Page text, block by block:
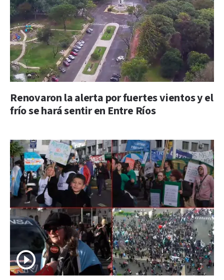
Renovaron la alerta por fuertes vientos y el
frío se hará sentir en Entre Ríos